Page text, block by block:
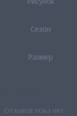
Сезон
Размер
Отзывов пока нет.